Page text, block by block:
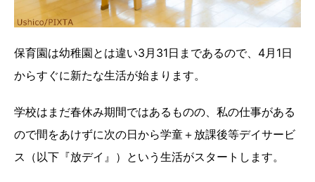
保育園は幼稚園とは違い3月31日まであるので、4月1日
からすぐに新たな生活が始まります。
学校はまだ春休み期間ではあるものの、私の仕事がある
ので間をあけずに次の日から学童＋放課後等デイサービ
ス（以下『放デイ』）という生活がスタートします。